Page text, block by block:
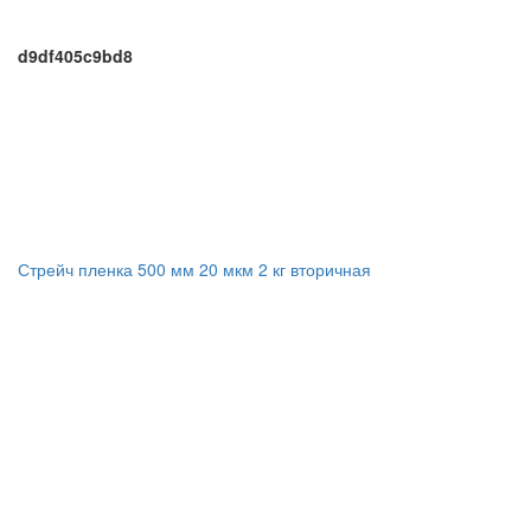
d9df405c9bd8
Стрейч пленка 500 мм 20 мкм 2 кг вторичная